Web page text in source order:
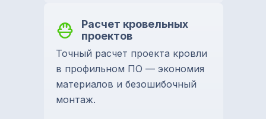
Расчет кровельных
проектов
Точный расчет проекта кровли
в профильном ПО — экономия
материалов и безошибочный
монтаж.